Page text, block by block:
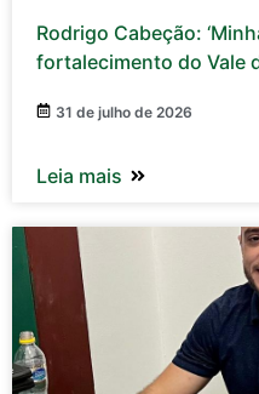
Rodrigo Cabeção:
fortalecimento do Vale
31 de julho de 2026
Leia mais